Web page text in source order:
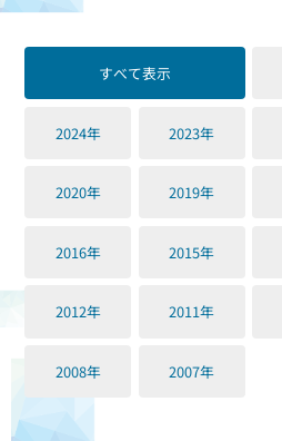
すべて表示
2024年 2023年
2020年 2019年
2016年 2015年
2012年 2011年
2008年 2007年